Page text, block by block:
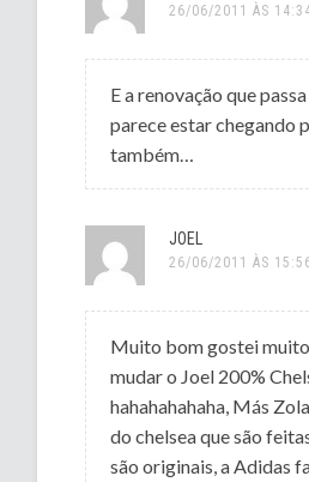
26/06/2011 ÀS
E a renovação que
parece estar chegando
também…
JOEL
26/06/2011 ÀS
Muito bom gostei
mudar o Joel 200%
hahahahahaha, Más
do chelsea que são
são originais, a Adidas